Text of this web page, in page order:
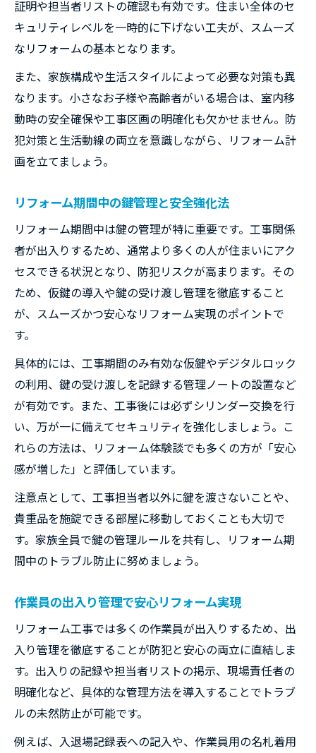
証明や担当者リストの確認も有効です。住まい全体のセ
キュリティレベルを一時的に下げない工夫が、スムーズ
なリフォームの基本となります。
また、家族構成や生活スタイルによって必要な対策も異
なります。小さなお子様や高齢者がいる場合は、室内移
動時の安全確保や工事区画の明確化も欠かせません。防
犯対策と生活動線の両立を意識しながら、リフォーム計
画を立てましょう。
リフォーム期間中の鍵管理と安全強化法
リフォーム期間中は鍵の管理が特に重要です。工事関係
者が出入りするため、通常より多くの人が住まいにアク
セスできる状況となり、防犯リスクが高まります。その
ため、仮鍵の導入や鍵の受け渡し管理を徹底すること
が、スムーズかつ安心なリフォーム実現のポイントで
す。
具体的には、工事期間のみ有効な仮鍵やデジタルロック
の利用、鍵の受け渡しを記録する管理ノートの設置など
が有効です。また、工事後には必ずシリンダー交換を行
い、万が一に備えてセキュリティを強化しましょう。こ
れらの方法は、リフォーム体験談でも多くの方が「安心
感が増した」と評価しています。
注意点として、工事担当者以外に鍵を渡さないことや、
貴重品を施錠できる部屋に移動しておくことも大切で
す。家族全員で鍵の管理ルールを共有し、リフォーム期
間中のトラブル防止に努めましょう。
作業員の出入り管理で安心リフォーム実現
リフォーム工事では多くの作業員が出入りするため、出
入り管理を徹底することが防犯と安心の両立に直結しま
す。出入りの記録や担当者リストの掲示、現場責任者の
明確化など、具体的な管理方法を導入することでトラブ
ルの未然防止が可能です。
例えば、入退場記録表への記入や、作業員用の名札着用